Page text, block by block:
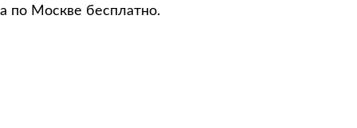
по Москве бесплатно.